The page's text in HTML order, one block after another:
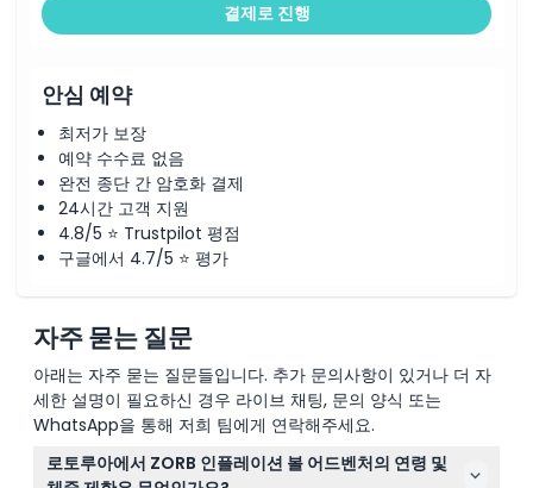
결제로 진행
안심 예약
최저가 보장
예약 수수료 없음
완전 종단 간 암호화 결제
24시간 고객 지원
4.8/5 ⭐ Trustpilot 평점
구글에서 4.7/5 ⭐ 평가
자주 묻는 질문
아래는 자주 묻는 질문들입니다. 추가 문의사항이 있거나 더 자
세한 설명이 필요하신 경우 라이브 채팅, 문의 양식 또는
WhatsApp을 통해 저희 팀에게 연락해주세요.
로토루아에서 ZORB 인플레이션 볼 어드벤처의 연령 및